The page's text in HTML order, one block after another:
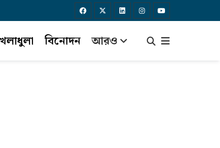
বিনোদন আরও